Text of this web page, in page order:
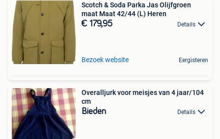
Scotch & Soda Parka Jas Olijfgroen
maat Maat 42/44 (L) Heren
€ 179,95 Details
Bezoek website Eergisteren
Overalljurk voor meisjes van 4 jaar/104
cm
Bieden Details